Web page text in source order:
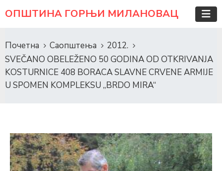
ОПШТИНА ГОРЊИ МИЛАНОВАЦ
Почетна Саопштења
2012.
SVEČANO OBELEŽENO 50 GODINA OD OTKRIVANJA
KOSTURNICE 408 BORACA SLAVNE CRVENE ARMIJE
U SPOMEN KOMPLEKSU „BRDO MIRA“